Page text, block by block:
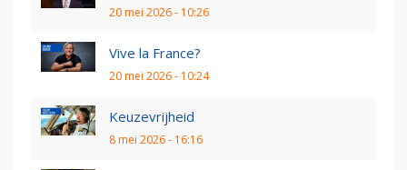
20 mei 2026 - 10:26
Vive la France?
20 mei 2026 - 10:24
Keuzevrijheid
8 mei 2026 - 16:16